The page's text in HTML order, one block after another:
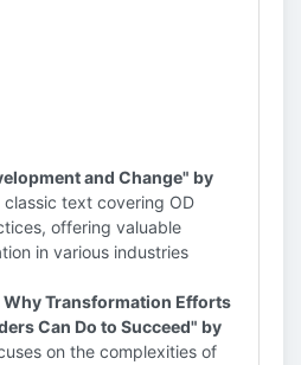
and Change" by
classic text covering OD
offering valuable
in various industries
Why Transformation Efforts
Can Do to Succeed" by
on the complexities of